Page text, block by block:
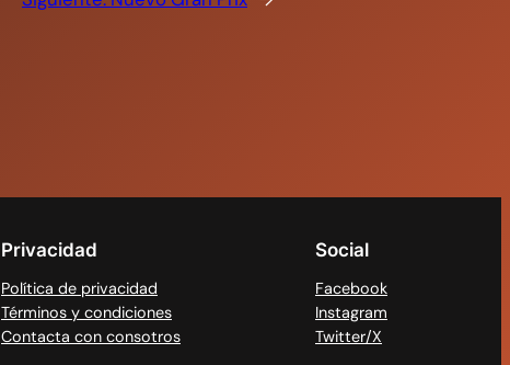
Privacidad
Política de privacidad
Términos y condiciones
Contacta con consotros
Social
Facebook
Instagram
Twitter/X